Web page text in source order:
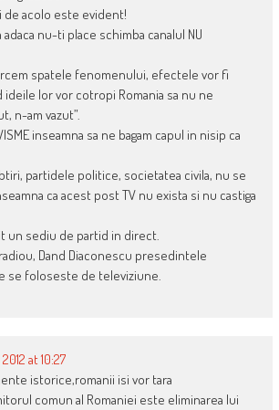
de acolo este evident!
adaca nu-ti place schimba canalul NU
spatele fenomenului, efectele vor fi
ideile lor vor cotropi Romania sa nu ne
n-am vazut”.
inseamna sa ne bagam capul in nisip ca
partidele politice, societatea civila, nu se
ca acest post TV nu exista si nu castiga
un sediu de partid in direct.
Dand Diaconescu presedintele
se foloseste de televiziune.
at 10:27
istorice,romanii isi vor tara
comun al Romaniei este eliminarea lui